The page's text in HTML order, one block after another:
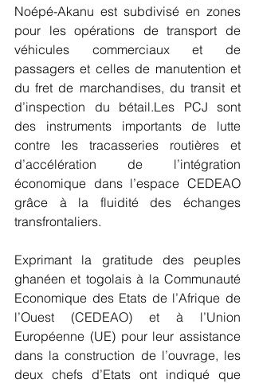
Noépé-Akanu est subdivisé en zones
pour les opérations de transport de
véhicules commerciaux et de
passagers et celles de manutention et
du fret de marchandises, du transit et
d’inspection du bétail.Les PCJ sont
des instruments importants de lutte
contre les tracasseries routières et
d’accélération de l’intégration
économique dans l’espace CEDEAO
grâce à la fluidité des échanges
transfrontaliers.
Exprimant la gratitude des peuples
ghanéen et togolais à la Communauté
Economique des Etats de l’Afrique de
l’Ouest (CEDEAO) et à l’Union
Européenne (UE) pour leur assistance
dans la construction de l’ouvrage, les
deux chefs d’Etats ont indiqué que